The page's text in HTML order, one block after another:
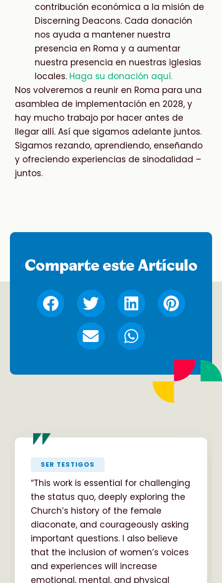
contribución económica a la misión de
Discerning Deacons. Cada donación
nos ayuda a mantener nuestra
presencia en Roma y a aumentar
nuestra presencia en nuestras iglesias
locales. Haga su donación aquí.
Nos volveremos a reunir en Roma para una
asamblea de implementación en 2028, y
hay mucho trabajo por hacer antes de
llegar allí. Así que sigamos adelante juntos.
Sigamos rezando, aprendiendo, enseñando
y ofreciendo experiencias de sinodalidad –
juntos.
Comparte este Artículo
"SER TESTIGOS
“This work is essential for challenging
the status quo, deeply exploring the
Church’s history of the female
diaconate, and courageously asking
important questions. I also believe
that the inclusion of women’s voices
and experiences will increase
emotional, mental, and physical